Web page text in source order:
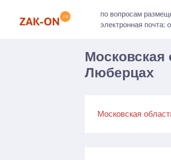
по вопросам
электронная почта:
Московская
Люберцах
Московская